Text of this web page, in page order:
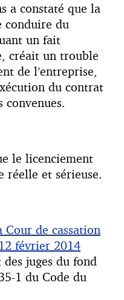
a constaté que la
conduire du
un fait
créait un trouble
de l’entreprise,
du contrat
le licenciement
réelle et sérieuse.
Cour de cassation
février 2014
juges du fond
1 du Code du